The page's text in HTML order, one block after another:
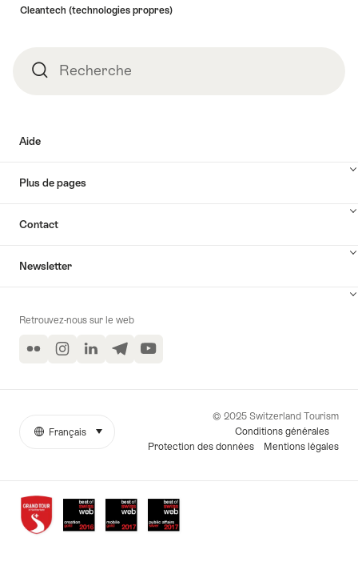
Cleantech (technologies propres)
RechercheRecherche
Aide
Plus de pages
Contact
Newsletter
Retrouvez-nous sur le web
Flickr InstagramLinkedInTelegramYouTube
Awards
More
© 2025 Switzerland Tourism
Conditions générales
Protection des données
Mentions légales
Langue
Français sélectionner (cliquer pour afficher)